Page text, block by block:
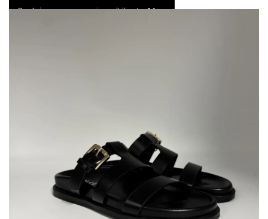
Spedizione express e resi possibili entro 14 gg